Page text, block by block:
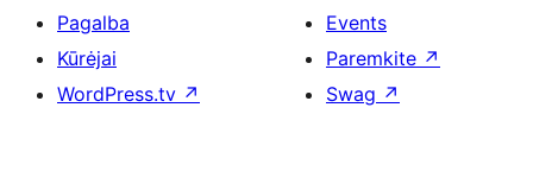
Pagalba
Kūrėjai
WordPress.tv ↗
Events
Paremkite ↗
Swag ↗